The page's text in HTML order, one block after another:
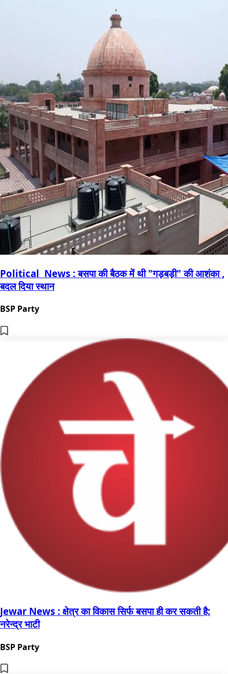
Political News : बसपा की बैठक में थी "गड़बड़ी" की आशंका ,
बदल दिया स्थान
BSP Party
Jewar News : क्षेत्र का विकास सिर्फ बसपा ही कर सकती है:
नरेन्द्र भाटी
BSP Party